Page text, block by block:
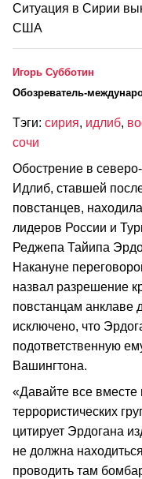
Ситуация в Сирии
США
Игорь Субботин
Обозреватель-
Тэги: сирия, идлиб,
сочи
Обострение в
Идлиб, ставшей
повстанцев,
лидеров России и
Реджепа Тайипа
Накануне
назвал разрешение
повстанцам
исключено, что
подответственную
Вашингтона.
«Давайте все
террористических
цитирует Эрдогана
не должна
проводить там